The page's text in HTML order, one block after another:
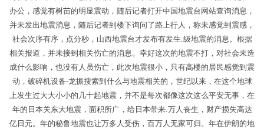
办公，感觉有树苗的明显震动，随后记者打开中国地震台网站查询消息，
并未发出地震消息，随后记者到楼下询问了路上行人，称未感觉到震感，
社会次序有序，点分秒，山西地震台才发布有发生.级地震的消息。根据
相关报道，并未接到相关伤亡的消息。幸好这次的地震不打，对社会未造
成什么影响，也没有人员伤亡，此次地震很小，只有高楼的居民感觉到震
动，破碎机设备-龙振搜索到什么与地震相关的，世纪以来，在这个地球
上发生过大大小小的几十起地震，并不是每次都像这次这么平安无事，在
年的日本关东大地震，面积所广，给日本带来.万人丧生，财产损失高达
亿日元。年的秘鲁地震也让万多人受伤，百万人无家可归。年在伊朗的地